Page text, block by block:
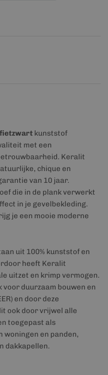
kunststof
met een
Keralit
chique en
van 10 jaar.
die in de plank verwerkt
in je gevelbekleding.
je een mooie moderne
uit 100% kunststof en
heeft Keralit
uitzet en krimp vermogen.
voor duurzaam bouwen en
en door deze
ook door vrijwel alle
toegepast als
woningen en panden,
dakkapellen.